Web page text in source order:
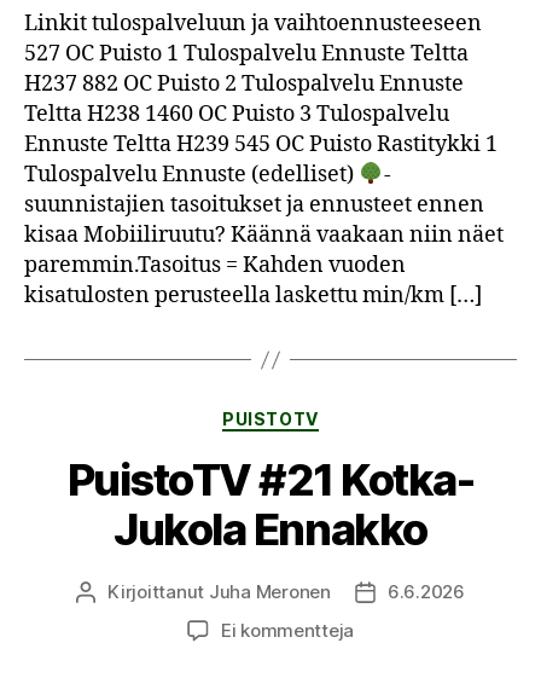
Kotka-
Jukolassa
(ennakko)
Linkit tulospalveluun ja vaihtoennusteeseen
527 OC Puisto 1 Tulospalvelu Ennuste Teltta
H237 882 OC Puisto 2 Tulospalvelu Ennuste
Teltta H238 1460 OC Puisto 3 Tulospalvelu
Ennuste Teltta H239 545 OC Puisto Rastitykki 1
Tulospalvelu Ennuste (edelliset)
-
suunnistajien tasoitukset ja ennusteet ennen
kisaa Mobiiliruutu? Käännä vaakaan niin näet
paremmin.Tasoitus = Kahden vuoden
kisatulosten perusteella laskettu min/km […]
Kategoriat
PUISTOTV
PuistoTV #21 Kotka-
Jukola Ennakko
Kirjoittaja
Kirjoittanut Juha Meronen Julkaisupäivämäärä
6.6.2026
Ei kommentteja